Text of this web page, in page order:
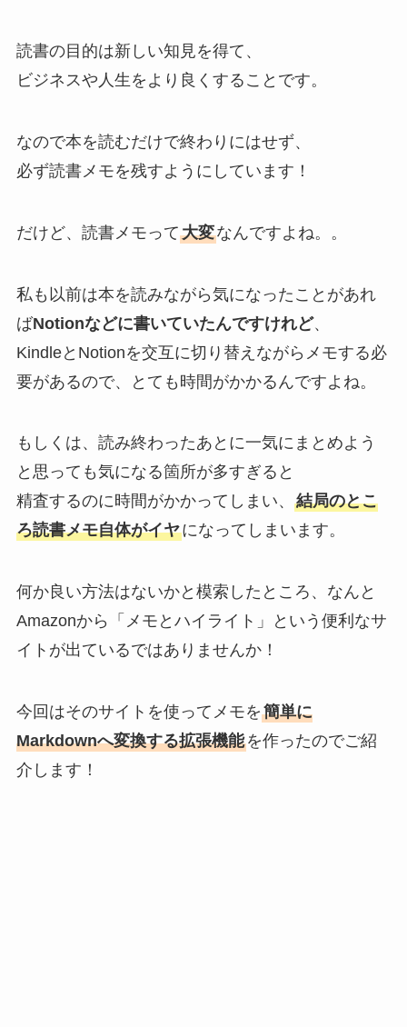
読書の目的は新しい知見を得て、
ビジネスや人生をより良くすることです。
なので本を読むだけで終わりにはせず、
必ず読書メモを残すようにしています！
だけど、読書メモって大変なんですよね。。
私も以前は本を読みながら気になったことがあれ
ばNotionなどに書いていたんですけれど、
KindleとNotionを交互に切り替えながらメモする必
要があるので、とても時間がかかるんですよね。
もしくは、読み終わったあとに一気にまとめよう
と思っても気になる箇所が多すぎると
精査するのに時間がかかってしまい、 結局のとこ
ろ読書メモ自体がイヤになってしまいます。
何か良い方法はないかと模索したところ、なんと
Amazonから「メモとハイライト」という便利なサ
イトが出ているではありませんか！
今回はそのサイトを使ってメモを簡単に
Markdownへ変換する拡張機能を作ったのでご紹
介します！